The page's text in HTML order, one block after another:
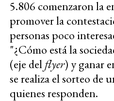
5.806 comenzaron la
promover la
personas poco
"¿Cómo está la
(eje delflyer) y ganar
se realiza el sorteo de
quienes responden.